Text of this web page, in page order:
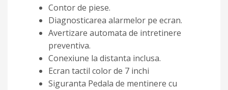
Contor de piese.
Diagnosticarea alarmelor pe ecran.
Avertizare automata de intretinere
preventiva.
Conexiune la distanta inclusa.
Ecran tactil color de 7 inchi
Siguranta Pedala de mentinere cu